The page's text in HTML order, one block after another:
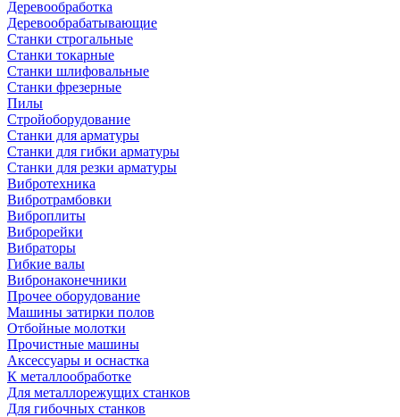
Деревообработка
Деревообрабатывающие
Станки строгальные
Станки токарные
Станки шлифовальные
Станки фрезерные
Пилы
Стройоборудование
Станки для арматуры
Станки для гибки арматуры
Станки для резки арматуры
Вибротехника
Вибротрамбовки
Виброплиты
Виброрейки
Вибраторы
Гибкие валы
Вибронаконечники
Прочее оборудование
Машины затирки полов
Отбойные молотки
Прочистные машины
Аксeccyapы и оснастка
К металлообработке
Для металлорежущих станков
Для гибочных станков